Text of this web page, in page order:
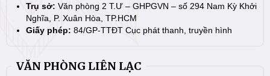
Trụ sở: Văn phòng 2 T.Ư – GHPGVN – số 294 Nam Kỳ Khởi
Nghĩa, P. Xuân Hòa, TP.HCM
Giấy phép: 84/GP-TTĐT Cục phát thanh, truyền hình
VĂN PHÒNG LIÊN LẠC